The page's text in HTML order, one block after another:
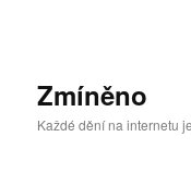
paneluZmíněno
Každé dění na internetu